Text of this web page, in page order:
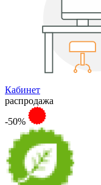
Кабинет
распродажа
-50%